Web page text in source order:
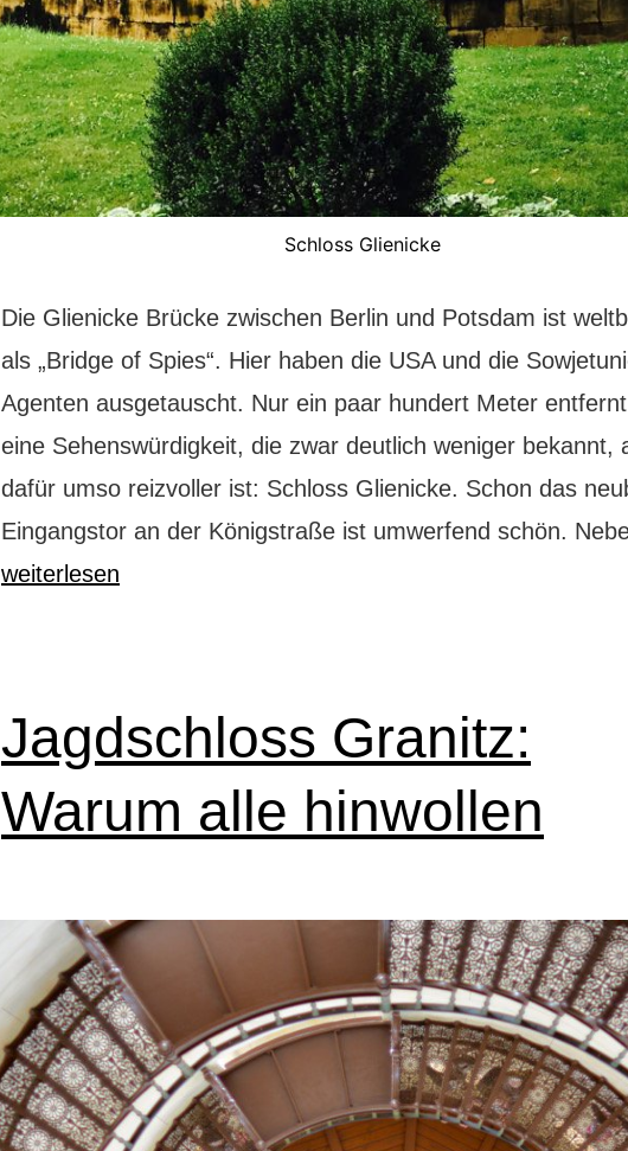
Schloss Glienicke
Die Glienicke Brücke zwischen Berlin und Potsdam ist
als „Bridge of Spies“. Hier haben die USA und die
Agenten ausgetauscht. Nur ein paar hundert Meter
eine Sehenswürdigkeit, die zwar deutlich weniger bekannt,
dafür umso reizvoller ist: Schloss Glienicke. Schon das
Eingangstor an der Königstraße ist umwerfend schön.
weiterlesen
Jagdschloss Granitz:
Warum alle hinwollen